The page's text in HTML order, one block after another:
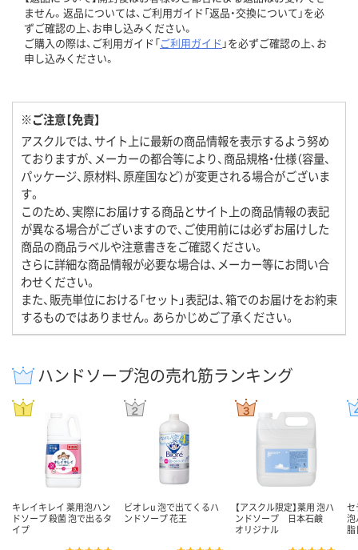
ません。返品については、ご利用ガイド「返品・交換について」を必
ずご確認の上、お申し込みください。
ご購入の際は、ご利用ガイド「ご利用ガイド 」を必ずご確認の上、お
申し込みください。
※ご注意【免責】
アスクルでは、サイト上に最新の商品情報を表示するよう努め
ておりますが、メーカーの都合等により、商品規格・仕様（容量、
パッケージ、原材料、原産国など）が変更される場合がございま
す。
このため、実際にお届けする商品とサイト上の商品情報の表記
が異なる場合がございますので、ご使用前には必ずお届けした
商品の商品ラベルや注意書きをご確認ください。
さらに詳細な商品情報が必要な場合は、メーカー等にお問い合
わせください。
また、販売単位における「セット」表記は、箱でのお届けをお約束
するものではありません。あらかじめご了承ください。
ハンドソープ泡の売れ筋ランキング
キレイキレイ 薬用泡ハン
ドソープ 殺菌 泡で出るタ
イプ
ビオレu 泡で出てくるハ
ンドソープ 花王
【アスクル限定】薬用 泡ハ
ンドソープ 日本石鹸
オリジナル
脂